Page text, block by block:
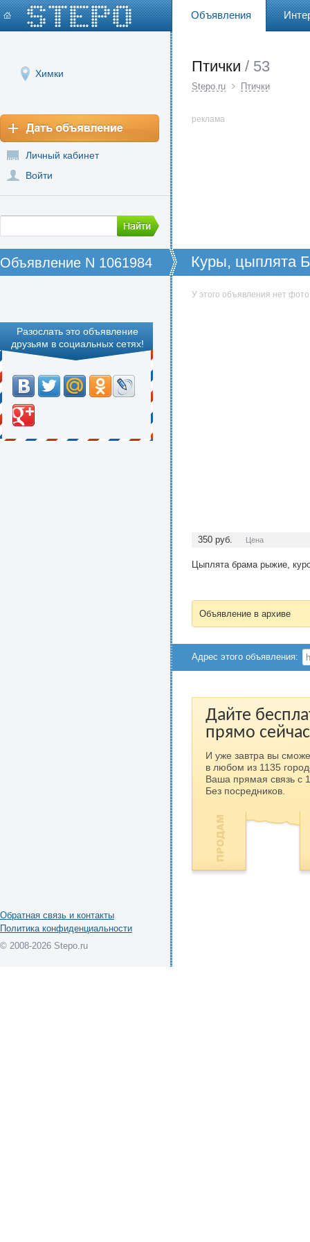
Объявления
Химки
Личный кабинет
Войти
Птички / 53
Stepo.ru Птички
реклама
Объявление N 1061984 Куры, цыплята
Разослать это объявление
друзьям в социальных сетях!
У этого объявления нет
350 руб. Цена
Цыплята брама рыжие,
Объявление в архиве
Адрес этого объявления:
Дайте
прямо
И уже завтра вы
в любом из 1135
Ваша прямая связь с
Без посредников.
Обратная связь и контакты
Политика конфиденциальности
© 2008-2026 Stepo.ru